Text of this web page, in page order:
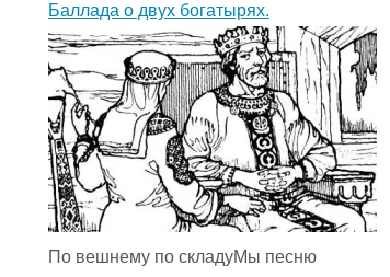
Баллада о двух богатырях.
По вешнему по складуМы песню